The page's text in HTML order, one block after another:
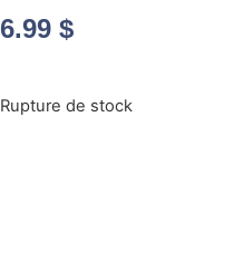
6.99 $
Rupture de stock